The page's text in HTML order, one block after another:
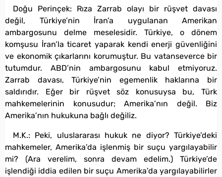
Doğu Perinçek: Rıza Zarrab olayı bir rüşvet davası
değil, Türkiye’nin İran’a uygulanan Amerikan
ambargosunu delme meselesidir. Türkiye, o dönem
komşusu İran’la ticaret yaparak kendi enerji güvenliğini
ve ekonomik çıkarlarını korumuştur. Bu vatanseverce bir
tutumdur. ABD’nin ambargosunu kabul etmiyoruz.
Zarrab davası, Türkiye’nin egemenlik haklarına bir
saldırıdır. Eğer bir rüşvet söz konusuysa bu, Türk
mahkemelerinin konusudur; Amerika’nın değil. Biz
Amerika’nın hukukuna bağlı değiliz.
M.K.: Peki, uluslararası hukuk ne diyor? Türkiye’deki
mahkemeler, Amerika’da işlenmiş bir suçu yargılayabilir
mi? (Ara verelim, sonra devam edelim.) Türkiye’de
işlendiği iddia edilen bir suçu Amerika’da yargılayabilirler